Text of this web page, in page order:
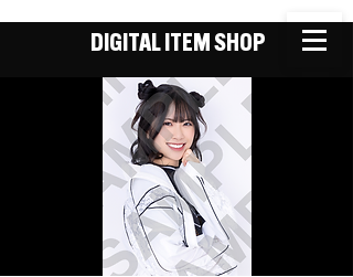
DIGITAL ITEM SHOP